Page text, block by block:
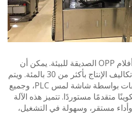
مصنوعة مادة الملصق من أفلام OPP الصديقة للبيئة. يمكن أن
تتحلل تأكسديًا تلقائيًا وتقلل تكاليف الإنتاج بأكثر من 30 بالمئة. ويتم
التحكم في آلة وضع الملصقات بواسطة شاشة لمس PLC، وجميع
مستوردًا. تتميز هذه الآلة
وسهولة في التشغيل،